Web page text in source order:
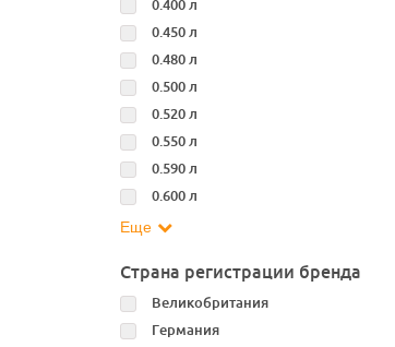
0.400 л
0.450 л
0.480 л
0.500 л
0.520 л
0.550 л
0.590 л
0.600 л
Еще
Страна регистрации бренда
Великобритания
Германия